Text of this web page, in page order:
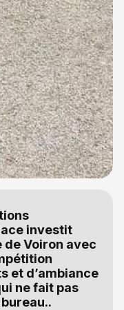
investit
Voiron avec
et d’ambiance
ne fait pas